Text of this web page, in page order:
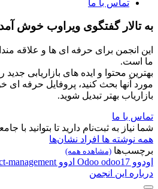
تماس با ما
به تالار گفتگوی ویراوب خوش
این انجمن برای حرفه ای ها و علاقه
ما است.
بهترین محتوا و ایده های بازاریابی جدید
مورد آنها بحث کنید، پروفایل حرفه ای
بازاریاب بهتر تبدیل شوید.
تماس با ما
شما نیاز به ثبت‌نام دارید تا بتوانید با
همه نوشته ها افراد نشان‌ها
برچسب‌ها (مشاهده همه)
اودوو Odoo odoo17 ادوو management
درباره این انجمن